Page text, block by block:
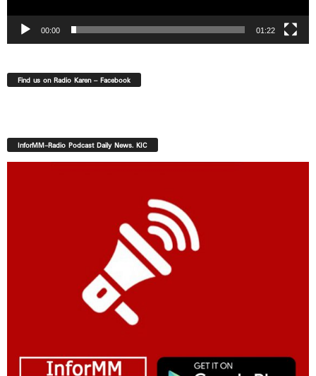
00:00 01:22
Find us on Radio Karen – Facebook
InforMM-Radio Podcast Daily News. KIC